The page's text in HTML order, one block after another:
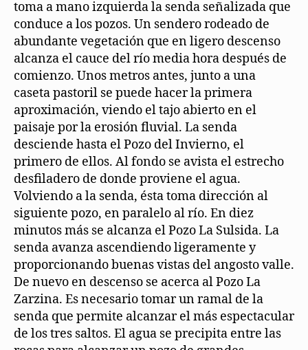
toma a mano izquierda la senda señalizada que
conduce a los pozos. Un sendero rodeado de
abundante vegetación que en ligero descenso
alcanza el cauce del río media hora después de
comienzo. Unos metros antes, junto a una
caseta pastoril se puede hacer la primera
aproximación, viendo el tajo abierto en el
paisaje por la erosión fluvial. La senda
desciende hasta el Pozo del Invierno, el
primero de ellos. Al fondo se avista el estrecho
desfiladero de donde proviene el agua.
Volviendo a la senda, ésta toma dirección al
siguiente pozo, en paralelo al río. En diez
minutos más se alcanza el Pozo La Sulsida. La
senda avanza ascendiendo ligeramente y
proporcionando buenas vistas del angosto valle.
De nuevo en descenso se acerca al Pozo La
Zarzina. Es necesario tomar un ramal de la
senda que permite alcanzar el más espectacular
de los tres saltos. El agua se precipita entre las